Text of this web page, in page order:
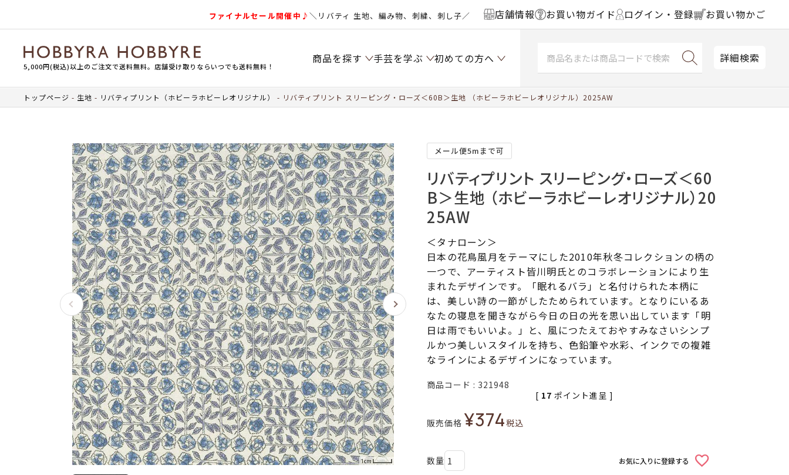
ファイナルセール開催中♪＼リバティ 生地、編み物、刺繍、刺し子／ 店舗情報 お買い物ガイド ログイン・登録 お買い物かご
5,000円(税込)以上のご注文で送料無料。店舗受け取りならいつでも送料無料！
商品を探す 手芸を学ぶ 初めての方へ 詳細検索
トップページ 生地 リバティプリント（ホビーラホビーレオリジナル） リバティプリント スリーピング・ローズ＜60B＞生地 （ホビーラホビーレオリジナル）2025AW
メール便5mまで可
リバティプリント スリーピング・ローズ＜60
B＞生地 （ホビーラホビーレオリジナル）20
25AW
＜タナローン＞
日本の花鳥風月をテーマにした2010年秋冬コレクションの柄の
一つで、アーティスト皆川明氏とのコラボレーションにより生
まれたデザインです。「眠れるバラ」と名付けられた本柄に
は、美しい詩の一節がしたためられています。となりにいるあ
なたの寝息を聞きながら今日の日の光を思い出しています「明
日は雨でもいいよ。」と、風につたえておやすみなさいシンプ
ルかつ美しいスタイルを持ち、色鉛筆や水彩、インクでの複雑
なラインによるデザインになっています。
商品コード 321948
販売価格 ¥374税込
[ 17 ポイント進呈 ]
お気に入りに登録する